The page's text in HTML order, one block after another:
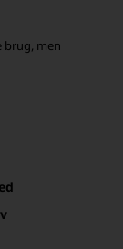
brug, men